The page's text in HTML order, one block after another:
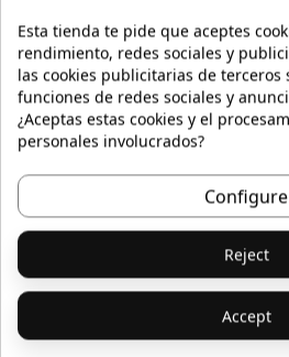
VALAYA EAU DE PARFUM
Esta tienda te pide que aceptes
rendimiento, redes sociales y
las cookies publicitarias de
funciones de redes sociales y
¿Aceptas estas cookies y el
personales involucrados?
Configure
Reject
Accept